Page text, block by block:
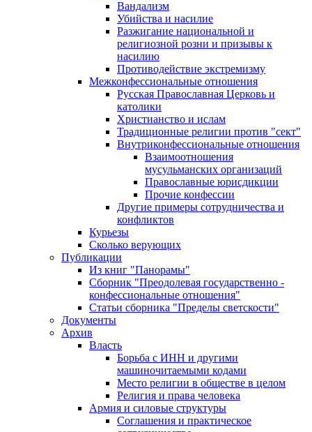
Вандализм
Убийства и насилие
Разжигание национальной и
религиозной розни и призывы к
насилию
Противодействие экстремизму
Межконфессиональные отношения
Русская Православная Церковь и
католики
Христианство и ислам
Традиционные религии против "сект"
Внутриконфессиональные отношения
Взаимоотношения
мусульманских организаций
Православные юрисдикции
Прочие конфессии
Другие примеры сотрудничества и
конфликтов
Курьезы
Сколько верующих
Публикации
Из книг "Панорамы"
Сборник "Преодолевая государственно -
конфессиональные отношения"
Статьи сборника "Пределы светскости"
Документы
Архив
Власть
Борьба с ИНН и другими
машиночитаемыми кодами
Место религии в обществе в целом
Религия и права человека
Армия и силовые структуры
Соглашения и практическое